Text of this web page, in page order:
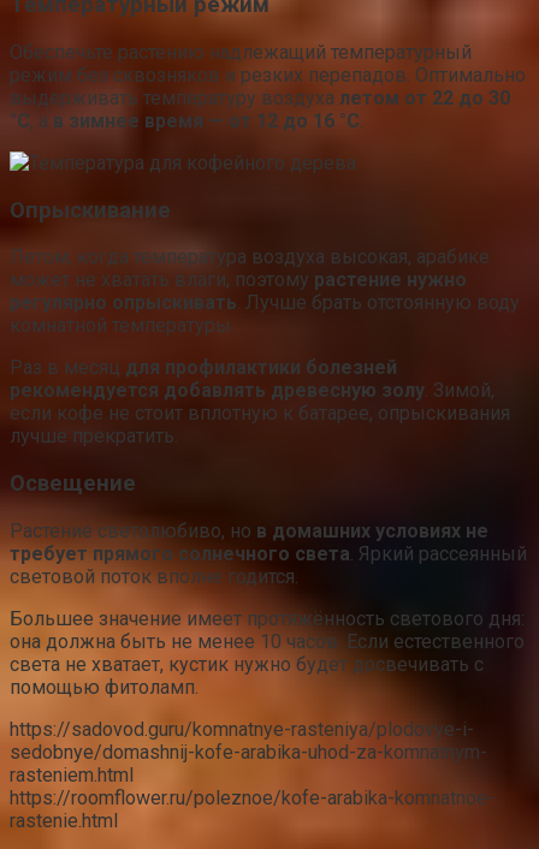
Обеспечьте растению надлежащий температурный
режим без сквозняков и резких перепадов. Оптимально
выдерживать температуру воздуха летом от 22 до 30
°С, а в зимнее время — от 12 до 16 °С.
Опрыскивание
Летом, когда температура воздуха высокая, арабике
может не хватать влаги, поэтому растение нужно
регулярно опрыскивать. Лучше брать отстоянную воду
комнатной температуры.
Раз в месяц для профилактики болезней
рекомендуется добавлять древесную золу. Зимой,
если кофе не стоит вплотную к батарее, опрыскивания
лучше прекратить.
Освещение
Растение светолюбиво, но в домашних условиях не
требует прямого солнечного света . Яркий рассеянный
световой поток вполне годится.
Большее значение имеет протяжённость светового дня:
она должна быть не менее 10 часов. Если естественного
света не хватает, кустик нужно будет досвечивать с
помощью фитоламп.
https://sadovod.guru/komnatnye-rasteniya/plodovye-i-
sedobnye/domashnij-kofe-arabika-uhod-za-komnatnym-
rasteniem.html
https://roomflower.ru/poleznoe/kofe-arabika-komnatnoe-
rastenie.html